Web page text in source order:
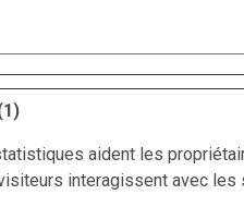
aident les
interagissent avec les